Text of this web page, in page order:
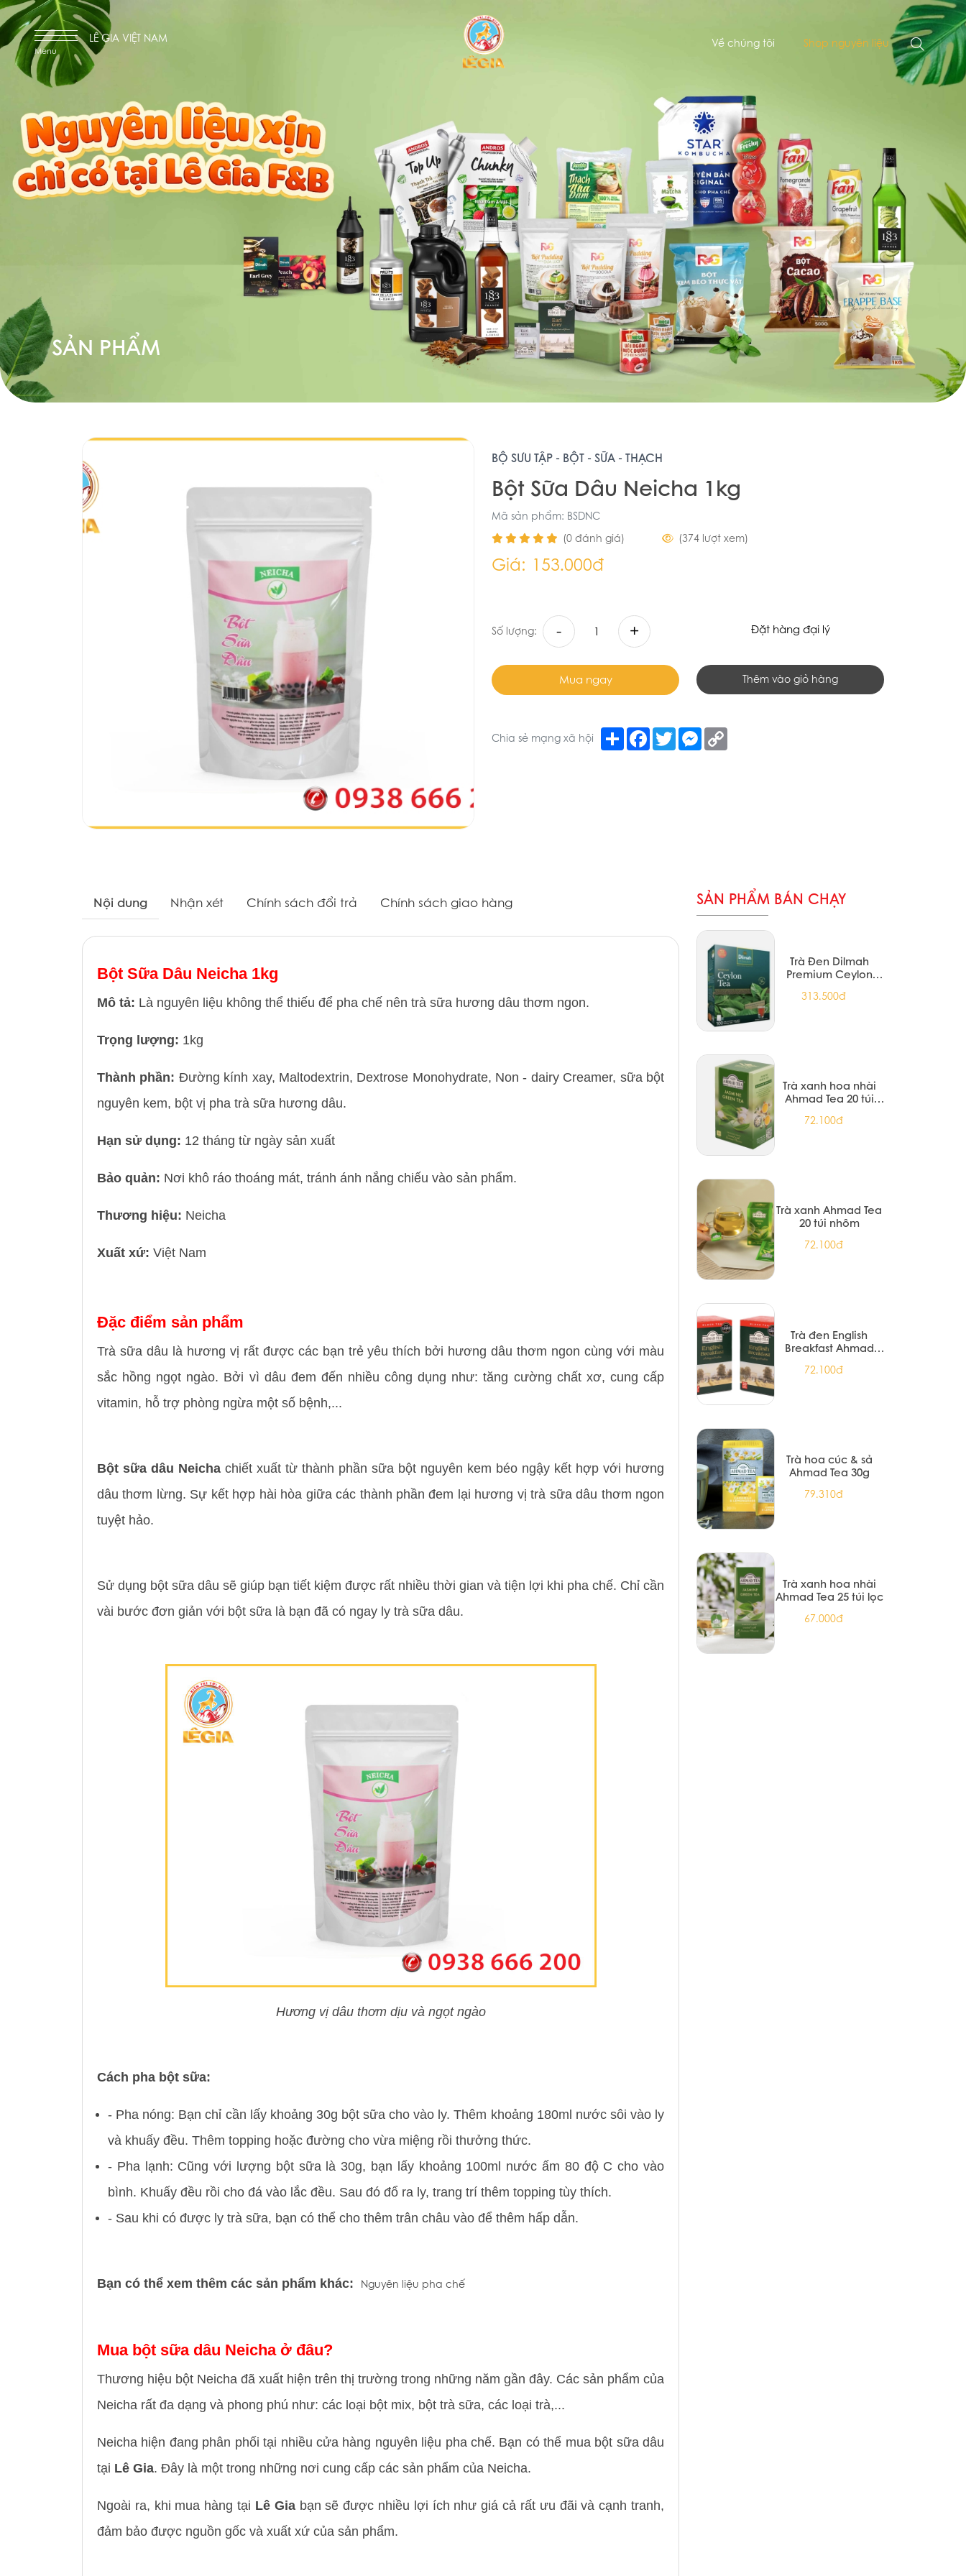
Menu
LÊ GIA VIỆT NAM Về chúng tôi Shop nguyên liệu
SẢN PHẨM
BỘ SƯU TẬP - BỘT - SỮA - THẠCH
Bột Sữa Dâu Neicha 1kg
Mã sản phẩm: BSDNC
(0 đánh giá)
(374 lượt xem)
Giá: 153.000đ
Số lượng: - +
Mua ngay
Đặt hàng đại lý
Thêm vào giỏ hàng
Chia sẻ mạng xã hội Share Facebook
TwitterMessenger
Nội dung Nhận xét Chính sách đổi trả Chính sách giao hàng
Bột Sữa Dâu Neicha 1kg
Mô tả: Là nguyên liệu không thể thiếu để pha chế nên trà sữa hương dâu thơm ngon.
Trọng lượng: 1kg
Thành phần: Đường kính xay, Maltodextrin, Dextrose Monohydrate, Non - dairy Creamer, sữa bột
nguyên kem, bột vị pha trà sữa hương dâu.
Hạn sử dụng: 12 tháng từ ngày sản xuất
Bảo quản: Nơi khô ráo thoáng mát, tránh ánh nắng chiếu vào sản phẩm.
Thương hiệu: Neicha
Xuất xứ: Việt Nam
Đặc điểm sản phẩm
Trà sữa dâu là hương vị rất được các bạn trẻ yêu thích bởi hương dâu thơm ngon cùng với màu
sắc hồng ngọt ngào. Bởi vì dâu đem đến nhiều công dụng như: tăng cường chất xơ, cung cấp
vitamin, hỗ trợ phòng ngừa một số bệnh,...
Bột sữa dâu Neicha chiết xuất từ thành phần sữa bột nguyên kem béo ngậy kết hợp với hương
dâu thơm lừng. Sự kết hợp hài hòa giữa các thành phần đem lại hương vị trà sữa dâu thơm ngon
tuyệt hảo.
Sử dụng bột sữa dâu sẽ giúp bạn tiết kiệm được rất nhiều thời gian và tiện lợi khi pha chế. Chỉ cần
vài bước đơn giản với bột sữa là bạn đã có ngay ly trà sữa dâu.
Hương vị dâu thơm dịu và ngọt ngào
Cách pha bột sữa:
- Pha nóng: Bạn chỉ cần lấy khoảng 30g bột sữa cho vào ly. Thêm khoảng 180ml nước sôi vào ly
và khuấy đều. Thêm topping hoặc đường cho vừa miệng rồi thưởng thức.
- Pha lạnh: Cũng với lượng bột sữa là 30g, bạn lấy khoảng 100ml nước ấm 80 độ C cho vào
bình. Khuấy đều rồi cho đá vào lắc đều. Sau đó đổ ra ly, trang trí thêm topping tùy thích.
- Sau khi có được ly trà sữa, bạn có thể cho thêm trân châu vào để thêm hấp dẫn.
Bạn có thể xem thêm các sản phẩm khác: Nguyên liệu pha chế
Mua bột sữa dâu Neicha ở đâu?
Thương hiệu bột Neicha đã xuất hiện trên thị trường trong những năm gần đây. Các sản phẩm của
Neicha rất đa dạng và phong phú như: các loại bột mix, bột trà sữa, các loại trà,...
Neicha hiện đang phân phối tại nhiều cửa hàng nguyên liệu pha chế. Bạn có thể mua bột sữa dâu
tại Lê Gia. Đây là một trong những nơi cung cấp các sản phẩm của Neicha.
Ngoài ra, khi mua hàng tại Lê Giabạn sẽ được nhiều lợi ích như giá cả rất ưu đãi và cạnh tranh,
đảm bảo được nguồn gốc và xuất xứ của sản phẩm.
SẢN PHẨM BÁN CHẠY
Trà Đen Dilmah
Premium Ceylon
(12/T)
313.500đ
Trà xanh hoa nhài
Ahmad Tea 20 túi
72.100đ
Trà xanh Ahmad Tea
20 túi nhôm
72.100đ
Trà đen English
Breakfast Ahmad
72.100đ
Trà hoa cúc & sả
Ahmad Tea 30g
79.310đ
Trà xanh hoa nhài
Ahmad Tea 25 túi lọc
67.000đ